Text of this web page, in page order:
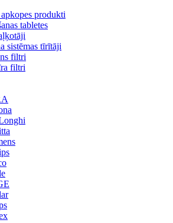
produkti
tabletes
sistēmas tīrītāji
filtri
filtri